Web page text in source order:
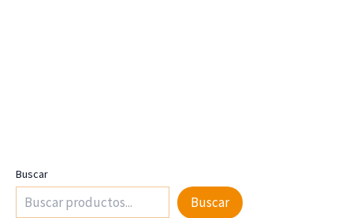
Buscar
Buscar